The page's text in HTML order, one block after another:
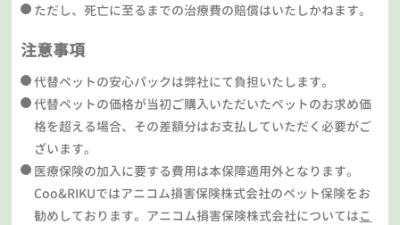
ただし、死亡に至るまでの治療費の賠償はいたしかねます。
注意事項
代替ペットの安心パックは弊社にて負担いたします。
代替ペットの価格が当初ご購入いただいたペットのお求め価
格を超える場合、その差額分はお支払していただく必要がご
ざいます。
医療保険の加入に要する費用は本保障適用外となります。
Coo&RIKUではアニコム損害保険株式会社のペット保険をお
勧めしております。アニコム損害保険株式会社についてはこ